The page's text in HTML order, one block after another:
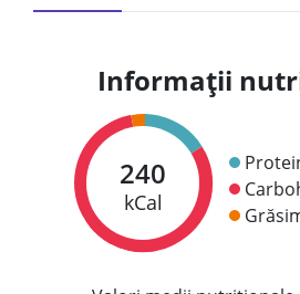
Informații
240
kCal